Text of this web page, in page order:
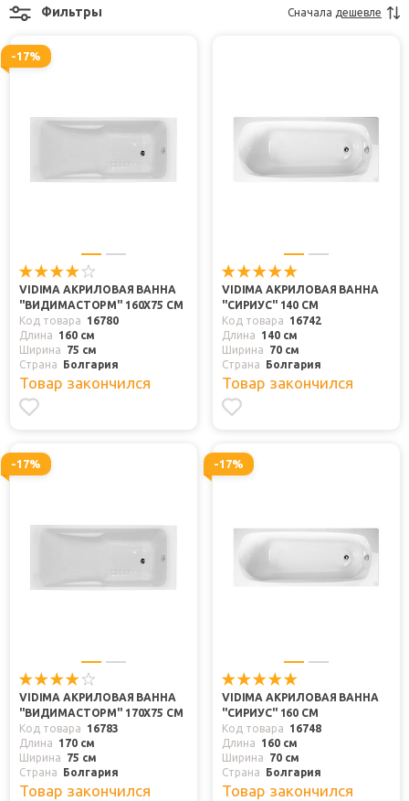
Фильтры Сначала дешевле
-17%
VIDIMA АКРИЛОВАЯ ВАННА
"ВИДИМАСТОРМ" 160X75 СМ
Код товара
16780
Длина
160 см
Ширина
75 см
Страна
Болгария
Товар закончился
VIDIMA АКРИЛОВАЯ ВАННА
"СИРИУС" 140 СМ
Код товара
16742
Длина
140 см
Ширина
70 см
Страна
Болгария
Товар закончился
-17%
VIDIMA АКРИЛОВАЯ ВАННА
"ВИДИМАСТОРМ" 170X75 СМ
Код товара
16783
Длина
170 см
Ширина
75 см
Страна
Болгария
Товар закончился
-17%
VIDIMA АКРИЛОВАЯ ВАННА
"СИРИУС" 160 СМ
Код товара
16748
Длина
160 см
Ширина
70 см
Страна
Болгария
Товар закончился